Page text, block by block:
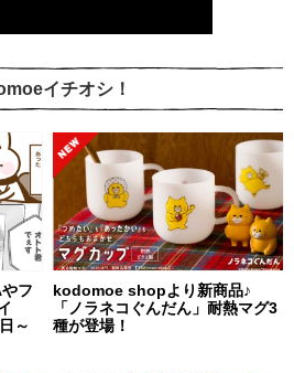
イチオシ！
フ
～
kodomoe shopより新商品♪
「ノラネコぐんだん」耐熱マグ3
種が登場！